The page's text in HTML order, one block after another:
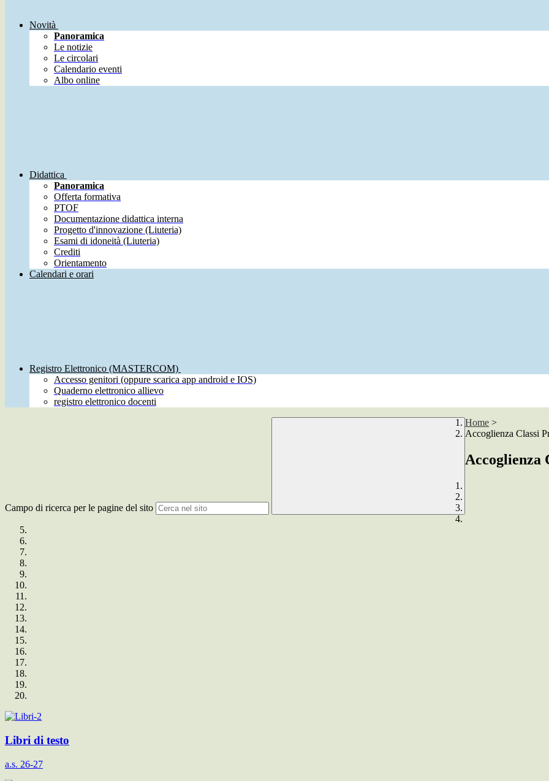
Novità
Panoramica
Le notizie
Le circolari
Calendario eventi
Albo online
Didattica
Panoramica
Offerta formativa
PTOF
Documentazione didattica interna
Progetto d'innovazione (Liuteria)
Esami di idoneità (Liuteria)
Crediti
Orientamento
Calendari e orari
Registro Elettronico (MASTERCOM)
Accesso genitori (oppure scarica app android e IOS)
Quaderno elettronico allievo
registro elettronico docenti
Campo di ricerca per le pagine del sito
Home >
Accoglienza Classi
Accoglienza
Libri di testo
a.s. 26-27